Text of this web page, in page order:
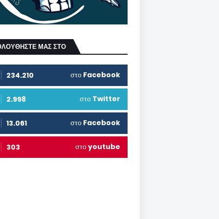
ΜΑΣ ΣΤΟ
234.210 στο Facebook
2.998 στο Twitter
13.061 στο Facebook
303 στοyoutube